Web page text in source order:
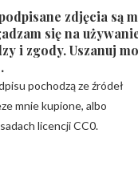
zdjęcia są
się na
i zgody. Uszanuj
pochodzą ze źródeł
mnie kupione, albo
licencji CC0.